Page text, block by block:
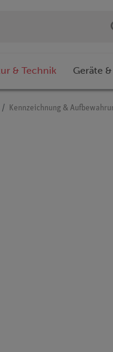
& Technik Geräte
Kennzeichnung &